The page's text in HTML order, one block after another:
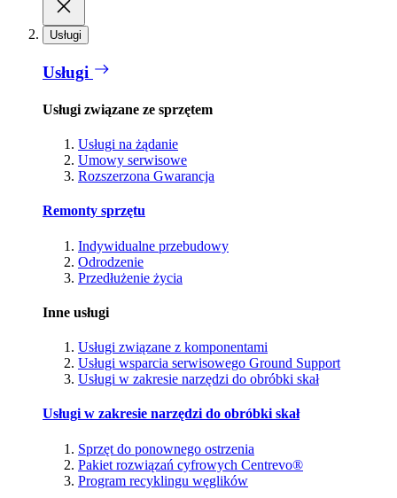
Usługi
Usługi
Usługi związane ze sprzętem
Usługi na żądanie
Umowy serwisowe
Rozszerzona Gwarancja
Remonty sprzętu
Indywidualne przebudowy
Odrodzenie
Przedłużenie życia
Inne usługi
Usługi związane z komponentami
Usługi wsparcia serwisowego Ground Support
Usługi w zakresie narzędzi do obróbki skał
Usługi w zakresie narzędzi do obróbki skał
Sprzęt do ponownego ostrzenia
Pakiet rozwiązań cyfrowych Centrevo®
Program recyklingu węglików